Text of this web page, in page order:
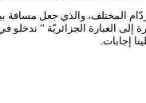
المختلف، والذي جعل
إلى العبارة الجزائريّة
إجابات.